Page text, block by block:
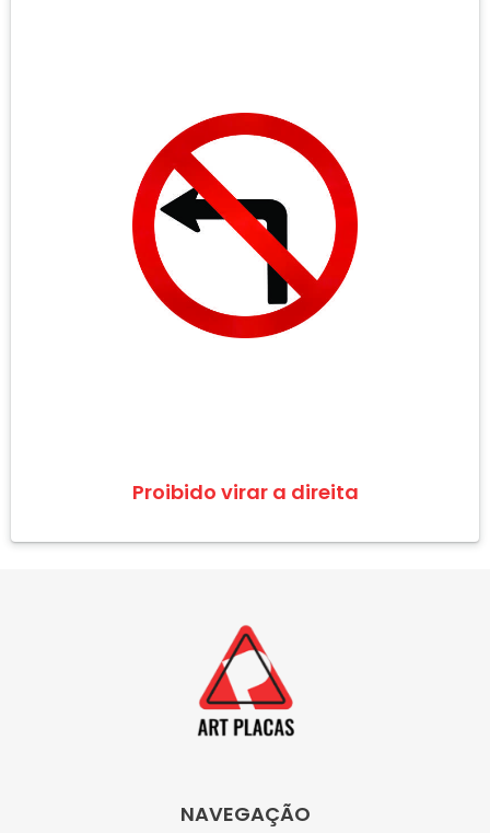
Proibido virar a direita
NAVEGAÇÃO